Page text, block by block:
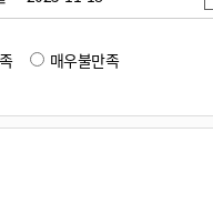
매우불만족